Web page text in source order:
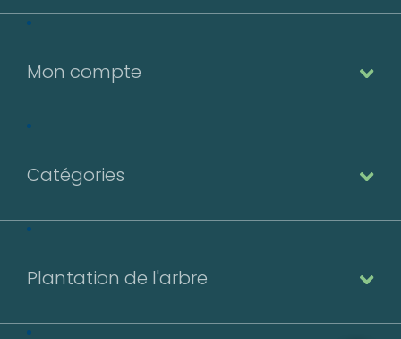
Mon compte
Catégories
Plantation de l'arbre